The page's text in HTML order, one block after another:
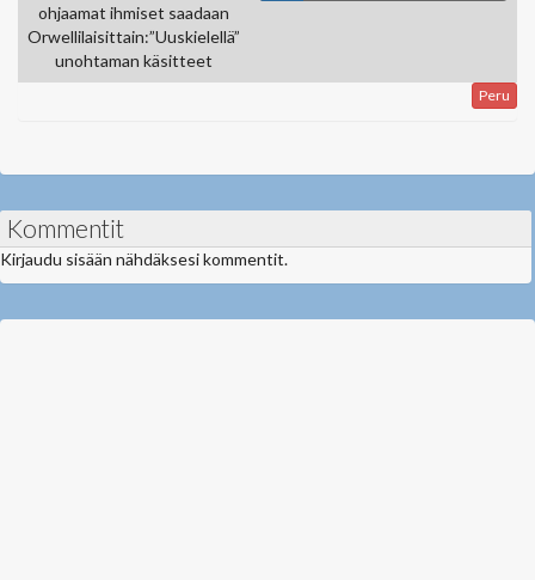
ohjaamat ihmiset saadaan
Orwellilaisittain:”Uuskielellä”
unohtaman käsitteet
Peru
Kommentit
Kirjaudu sisään nähdäksesi kommentit.